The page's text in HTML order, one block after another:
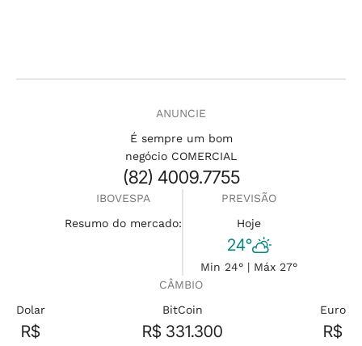
ANUNCIE
É sempre um bom
negócio COMERCIAL
(82) 4009.7755
IBOVESPA
Resumo do mercado:
PREVISÃO
Hoje
24°
Min 24° | Máx 27°
CÂMBIO
Dolar
R$
BitCoin
R$ 331.300
Euro
R$